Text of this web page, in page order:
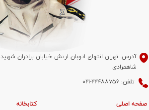
آدرس: تهران انتهای اتوبان ارتش خیابان برادران شهید
شاهمرادی
تلفن: 22488756-021
صفحه اصلی کتابخانه